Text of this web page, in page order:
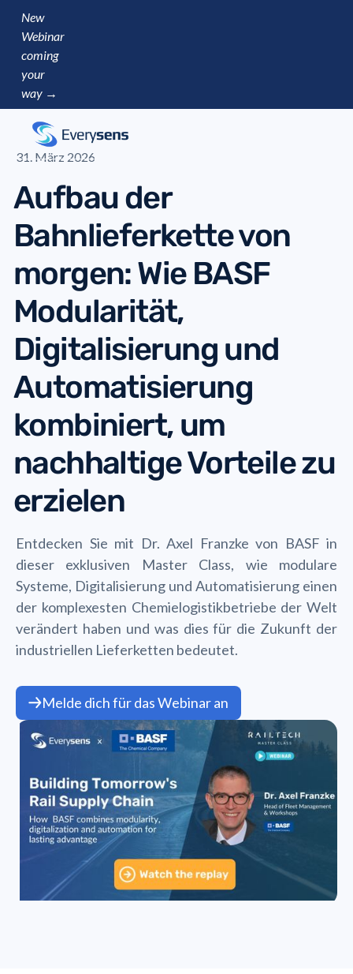
New
Webinar
coming
your
way →
31. März 2026
Aufbau der
Bahnlieferkette von
morgen: Wie BASF
Modularität,
Digitalisierung und
Automatisierung
kombiniert, um
nachhaltige Vorteile zu
erzielen
Entdecken Sie mit Dr. Axel Franzke von BASF in
dieser exklusiven Master Class, wie modulare
Systeme, Digitalisierung und Automatisierung einen
der komplexesten Chemielogistikbetriebe der Welt
verändert haben und was dies für die Zukunft der
industriellen Lieferketten bedeutet.
Melde dich für das Webinar an